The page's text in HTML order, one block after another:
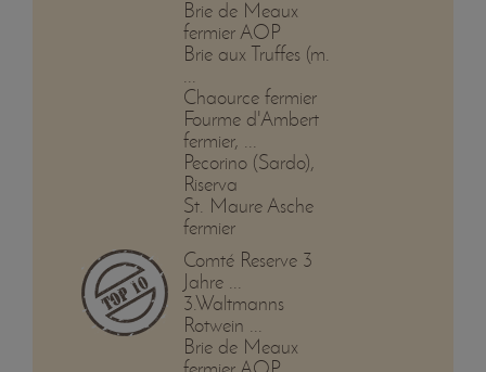
Brie de Meaux
fermier AOP
Brie aux Truffes (m.
...
Chaource fermier
Fourme d'Ambert
fermier, ...
Pecorino (Sardo),
Riserva
St. Maure Asche
fermier
Comté Reserve 3
Jahre ...
3.Waltmanns
Rotwein ...
Brie de Meaux